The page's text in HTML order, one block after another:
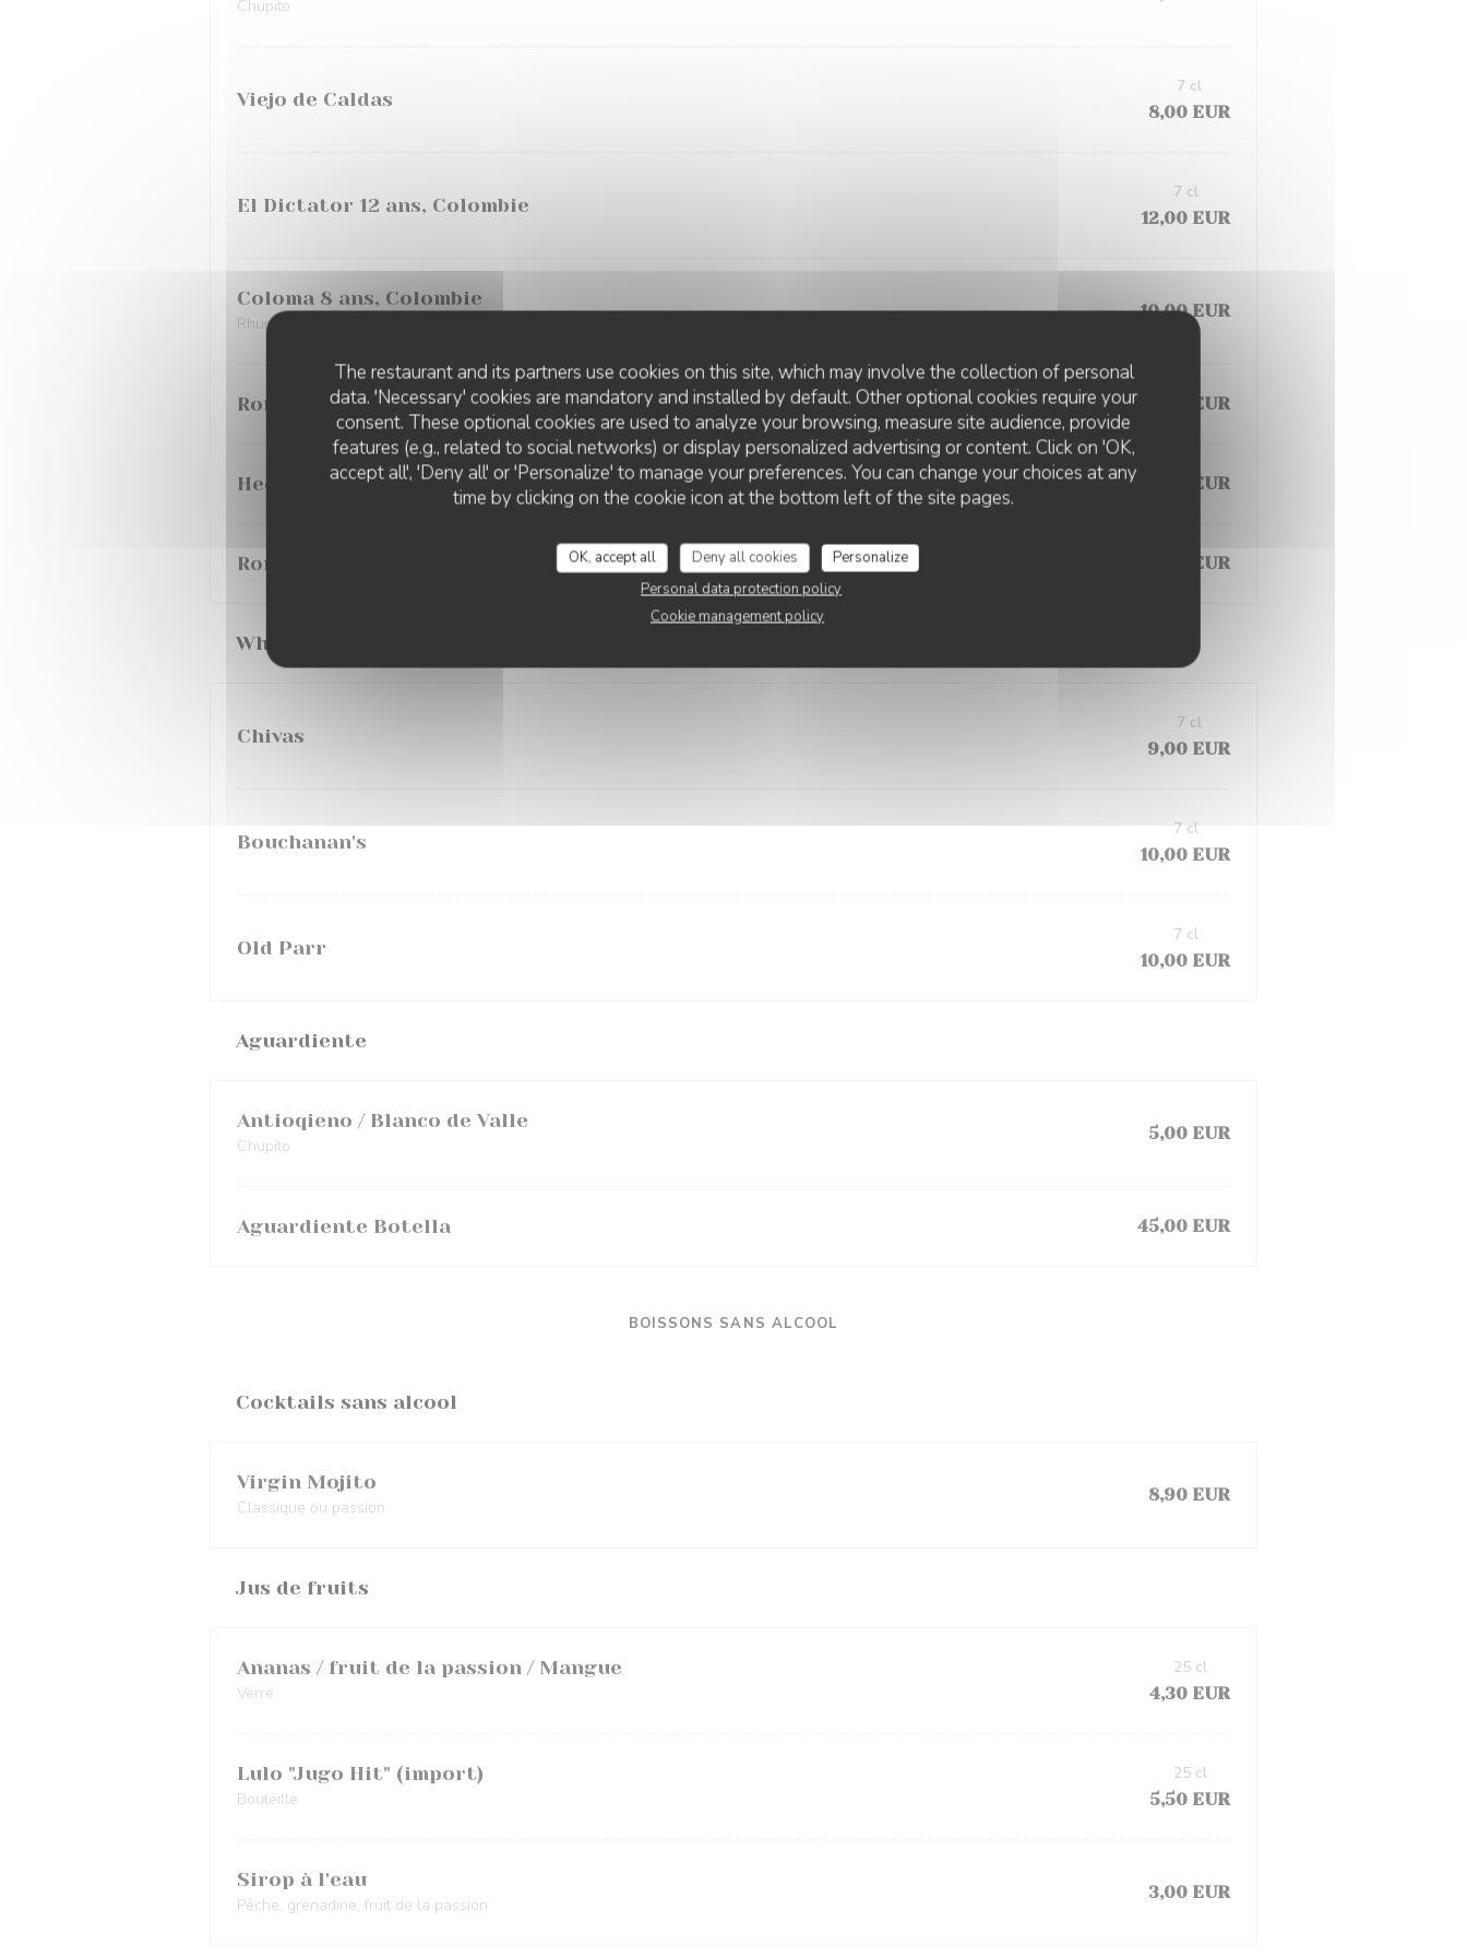
The restaurant and its partners use cookies on this site, which may involve the collection of personal
data. 'Necessary' cookies are mandatory and installed by default. Other optional cookies require your
consent. These optional cookies are used to analyze your browsing, measure site audience, provide
features (e.g., related to social networks) or display personalized advertising or content. Click on 'OK,
accept all', 'Deny all' or 'Personalize' to manage your preferences. You can change your choices at any
time by clicking on the cookie icon at the bottom left of the site pages.
OK, accept all Deny all cookies
Personalize
Personal data protection policy
Cookie management policy
Chupito
Viejo de Caldas
8,00 EUR
7 cl
El Dictator 12 ans, Colombie
12,00 EUR
7 cl
Coloma 8 ans, Colombie
Rhum colombien
10,00 EUR
Ron Medellin 12 ans, Colombie 11,00 EUR
Hechicera extra añejo, Colombie 14,00 EUR
Ron Parce 12 ans, Colombie 15,00 EUR
Whisky
Chivas
9,00 EUR
7 cl
Bouchanan's
10,00 EUR
7 cl
Old Parr
10,00 EUR
7 cl
Aguardiente
Antioqieno / Blanco de Valle
Chupito
5,00 EUR
Aguardiente Botella 45,00 EUR
BOISSONS SANS ALCOOL
Cocktails sans alcool
Virgin Mojito
Classique ou passion
8,90 EUR
Jus de fruits
Ananas / fruit de la passion / Mangue
Verre 4,30 EUR
25 cl
Lulo "Jugo Hit" (import)
Bouteille 5,50 EUR
25 cl
Sirop à l'eau
Pêche, grenadine, fruit de la passion
3,00 EUR